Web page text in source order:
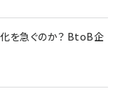
を急ぐのか？ BtoB企